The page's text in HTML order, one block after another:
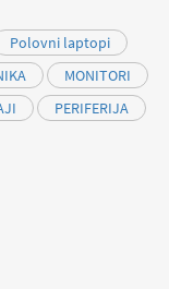
Polovni laptopi
MONITORI
PERIFERIJA